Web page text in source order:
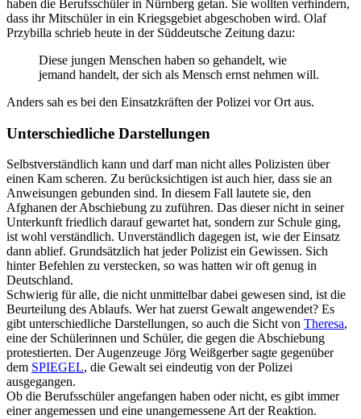
haben die Berufsschüler in Nürnberg getan. Sie wollten verhindern,
dass ihr Mitschüler in ein Kriegsgebiet abgeschoben wird. Olaf
Przybilla schrieb heute in der Süddeutsche Zeitung dazu:
Diese jungen Menschen haben so gehandelt, wie
jemand handelt, der sich als Mensch ernst nehmen will.
Anders sah es bei den Einsatzkräften der Polizei vor Ort aus.
Unterschiedliche Darstellungen
Selbstverständlich kann und darf man nicht alles Polizisten über
einen Kam scheren. Zu berücksichtigen ist auch hier, dass sie an
Anweisungen gebunden sind. In diesem Fall lautete sie, den
Afghanen der Abschiebung zu zuführen. Das dieser nicht in seiner
Unterkunft friedlich darauf gewartet hat, sondern zur Schule ging,
ist wohl verständlich. Unverständlich dagegen ist, wie der Einsatz
dann ablief. Grundsätzlich hat jeder Polizist ein Gewissen. Sich
hinter Befehlen zu verstecken, so was hatten wir oft genug in
Deutschland.
Schwierig für alle, die nicht unmittelbar dabei gewesen sind, ist die
Beurteilung des Ablaufs. Wer hat zuerst Gewalt angewendet? Es
gibt unterschiedliche Darstellungen, so auch die Sicht von Theresa,
eine der Schülerinnen und Schüler, die gegen die Abschiebung
protestierten. Der Augenzeuge Jörg Weißgerber sagte gegenüber
dem SPIEGEL, die Gewalt sei eindeutig von der Polizei
ausgegangen.
Ob die Berufsschüler angefangen haben oder nicht, es gibt immer
einer angemessen und eine unangemessene Art der Reaktion.